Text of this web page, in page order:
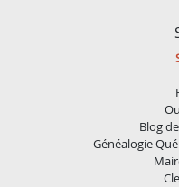
Blog
Généalogie